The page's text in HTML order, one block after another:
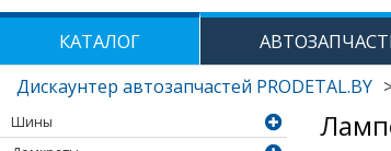
КАТАЛОГ
Дискаунтер автозапчастей PRODETAL.BY
Шины